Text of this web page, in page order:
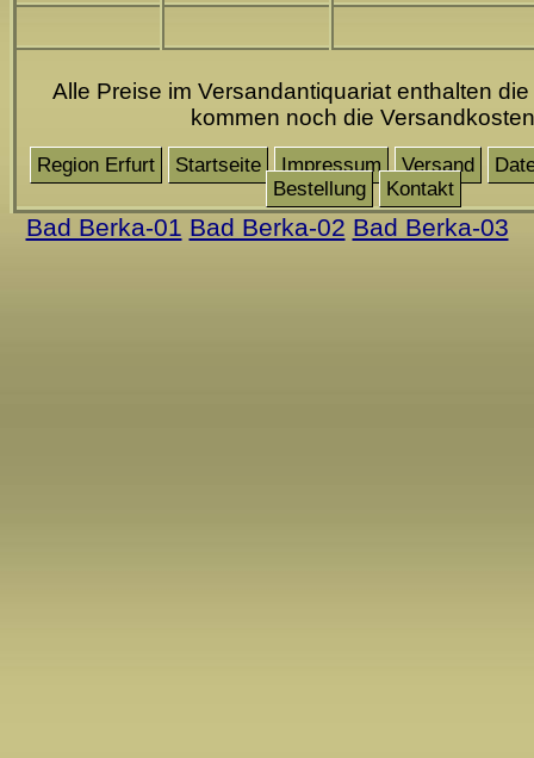
Alle Preise im Versandantiquariat enthalten
kommen noch die Versandkosten
Region Erfurt Startseite Impressum Versand
Bestellung
Kontakt
Bad Berka-01 Bad Berka-02 Bad Berka-03